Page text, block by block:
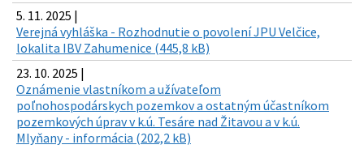
5. 11. 2025 |
Verejná vyhláška - Rozhodnutie o povolení JPU Velčice,
lokalita IBV Zahumenice (445,8 kB)
23. 10. 2025 |
Oznámenie vlastníkom a užívateľom
poľnohospodárskych pozemkov a ostatným účastníkom
pozemkových úprav v k.ú. Tesáre nad Žitavou a v k.ú.
Mlyňany - informácia (202,2 kB)